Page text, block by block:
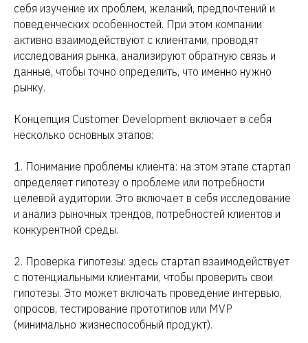
себя изучение их проблем, желаний, предпочтений и
поведенческих особенностей. При этом компании
активно взаимодействуют с клиентами, проводят
исследования рынка, анализируют обратную связь и
данные, чтобы точно определить, что именно нужно
рынку.
Концепция Customer Development включает в себя
несколько основных этапов:
1. Понимание проблемы клиента: на этом этапе стартап
определяет гипотезу о проблеме или потребности
целевой аудитории. Это включает в себя исследование
и анализ рыночных трендов, потребностей клиентов и
конкурентной среды.
2. Проверка гипотезы: здесь стартап взаимодействует
с потенциальными клиентами, чтобы проверить свои
гипотезы. Это может включать проведение интервью,
опросов, тестирование прототипов или MVP
(минимально жизнеспособный продукт).